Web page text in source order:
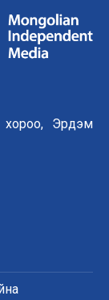
хороо, Эрдэм